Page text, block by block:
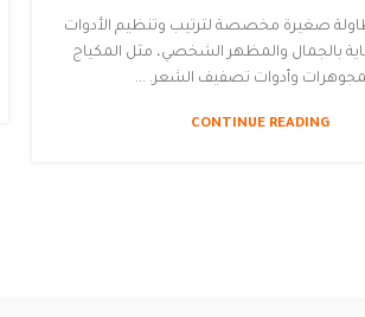
صغيرة مخصصة لترتيب وتنظيم الأدوات
بالجمال والمظهر الشخصي، مثل المكياج
وأدوات تصفيف الشعر. ...
CONTINUE READING